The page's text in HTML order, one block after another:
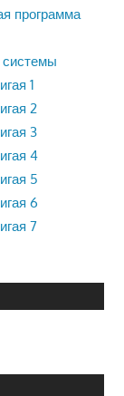
программа
системы
1
2
3
4
5
6
7